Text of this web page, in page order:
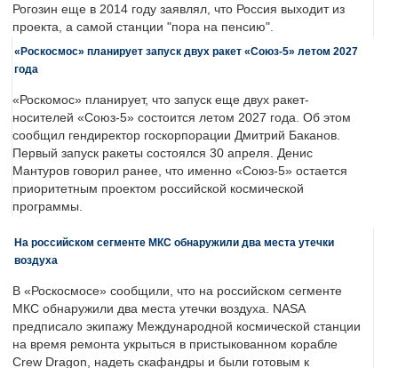
Рогозин еще в 2014 году заявлял, что Россия выходит из
проекта, а самой станции "пора на пенсию".
«Роскосмос» планирует запуск двух ракет «Союз-5» летом 2027
года
«Роскомос» планирует, что запуск еще двух ракет-
носителей «Союз-5» состоится летом 2027 года. Об этом
сообщил гендиректор госкорпорации Дмитрий Баканов.
Первый запуск ракеты состоялся 30 апреля. Денис
Мантуров говорил ранее, что именно «Союз-5» остается
приоритетным проектом российской космической
программы.
На российском сегменте МКС обнаружили два места утечки
воздуха
В «Роскосмосе» сообщили, что на российском сегменте
МКС обнаружили два места утечки воздуха. NASA
предписало экипажу Международной космической станции
на время ремонта укрыться в пристыкованном корабле
Crew Dragon, надеть скафандры и были готовым к